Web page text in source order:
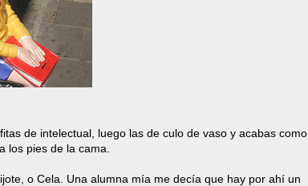
de intelectual, luego las de culo de vaso y acabas como
los pies de la cama.
o Cela. Una alumna mía me decía que hay por ahí un